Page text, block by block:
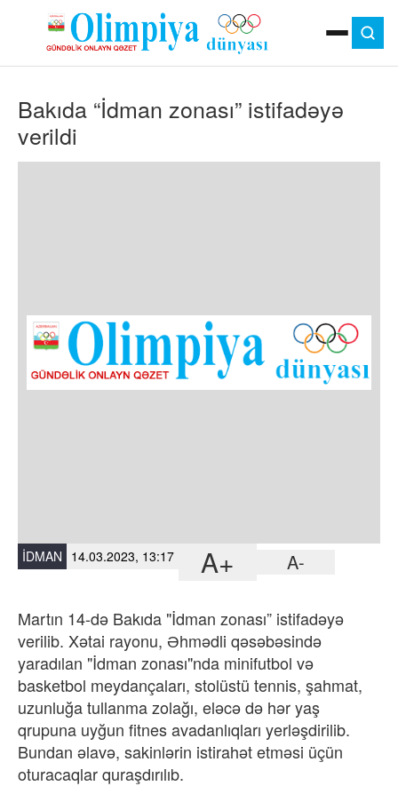
MOK
OLIMPIYA OYUNLARI
ÇAP VERSIYASI
TV
DIGƏR
Bakıda “İdman zonası” istifadəyə
verildi
İDMAN 14.03.2023, 13:17 A+ A-
Martın 14-də Bakıda "İdman zonası” istifadəyə
verilib. Xətai rayonu, Əhmədli qəsəbəsində
yaradılan "İdman zonası"nda minifutbol və
basketbol meydançaları, stolüstü tennis, şahmat,
uzunluğa tullanma zolağı, eləcə də hər yaş
qrupuna uyğun fitnes avadanlıqları yerləşdirilib.
Bundan əlavə, sakinlərin istirahət etməsi üçün
oturacaqlar quraşdırılıb.